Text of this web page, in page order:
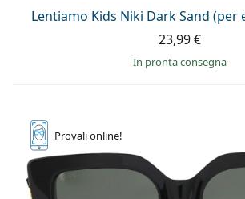
Lentiamo Kids Niki Dark Sand (per
23,99 €
in pronta consegna
Provalionline!